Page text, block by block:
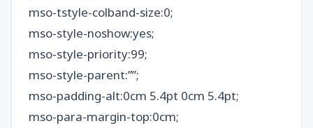
mso-tstyle-colband-size:0;
mso-style-noshow:yes;
mso-style-priority:99;
mso-style-parent:””;
mso-padding-alt:0cm 5.4pt 0cm 5.4pt;
mso-para-margin-top:0cm;